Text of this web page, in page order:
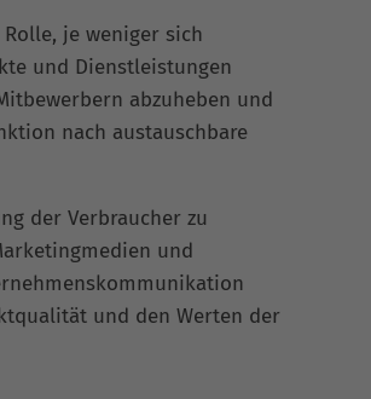
je weniger sich
und Dienstleistungen
abzuheben und
nach austauschbare
der Verbraucher zu
und
und den Werten der